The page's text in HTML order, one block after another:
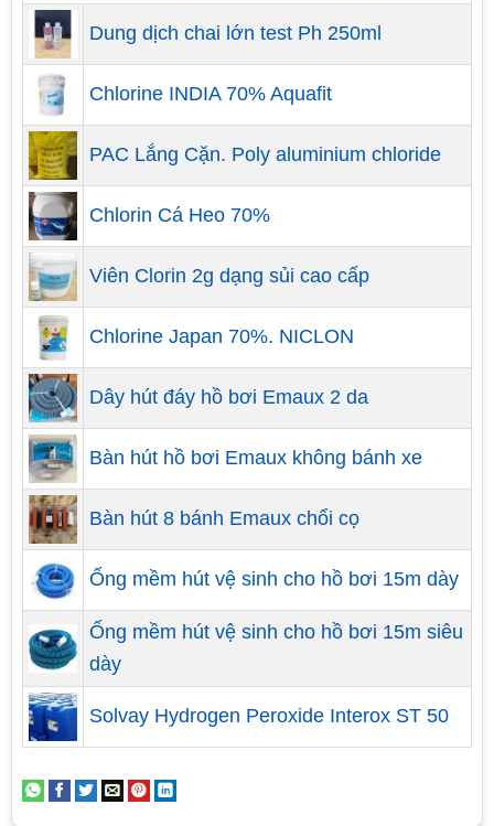
Hướng dẫn lựa chọn sào nhôm vệ sinh bể
bơi và cách bảo quản
Khi lựa chọn sào nhôm vệ sinh bể bơi, có một số
yếu tố quan trọng mà bạn nên xem xét:
Chiều dài:Dựa vào kích thước và hình dạng của bể
bơi, lựa chọn sào nhôm có chiều dài phù hợp để
bạn có thể tiếp cận được mọi vị trí trong bể.
Chất liệu:Chọn sào nhôm bền và chất lượng cao
để đảm bảo độ bền và khả năng chống ăn mòn.
Nhôm là một lựa chọn phổ biến vì nó nhẹ, không gỉ
và dễ bảo quản.
Dung dịch chai lớn test Ph 250ml
Chlorine INDIA 70% Aquafit
PAC Lắng Cặn. Poly aluminium chloride
Chlorin Cá Heo 70%
Viên Clorin 2g dạng sủi cao cấp
Chlorine Japan 70%. NICLON
Dây hút đáy hồ bơi Emaux 2 da
Bàn hút hồ bơi Emaux không bánh xe
Bàn hút 8 bánh Emaux chổi cọ
Ống mềm hút vệ sinh cho hồ bơi 15m dày
Ống mềm hút vệ sinh cho hồ bơi 15m siêu
dày
Solvay Hydrogen Peroxide Interox ST 50